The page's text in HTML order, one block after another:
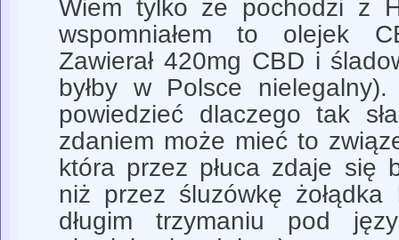
Wiem tylko że pochodzi z
wspomniałem to olejek
Zawierał 420mg CBD i
byłby w Polsce
powiedzieć dlaczego tak
zdaniem może mieć to
która przez płuca zdaje się
niż przez śluzówkę
długim trzymaniu pod